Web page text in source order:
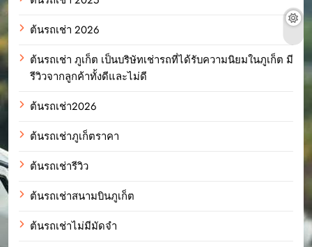
ต้นรถเช่า 2026
ต้นรถเช่า ภูเก็ต เป็นบริษัทเช่ารถที่ได้รับความนิยมในภูเก็ต มี
รีวิวจากลูกค้าทั้งดีและไม่ดี
ต้นรถเช่า2026
ต้นรถเช่าภูเก็ตราคา
ต้นรถเช่ารีวิว
ต้นรถเช่าสนามบินภูเก็ต
ต้นรถเช่าไม่มีมัดจำ